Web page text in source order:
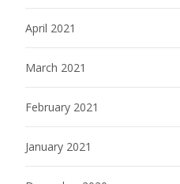
April 2021
March 2021
February 2021
January 2021